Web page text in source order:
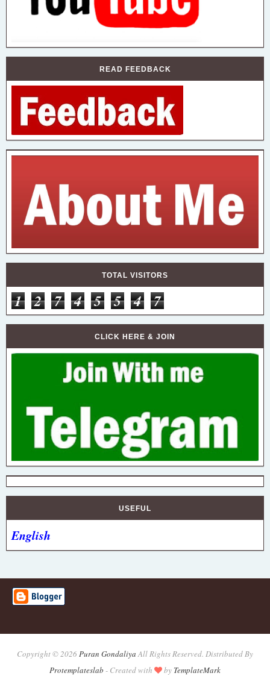
READ FEEDBACK
TOTAL VISITORS
1 2 7 4 5 5 4 7
CLICK HERE & JOIN
USEFUL
English
Copyright ©2026 Puran GondaliyaAll Rights Reserved. Distributed By
Protemplateslab - Created with by TemplateMark